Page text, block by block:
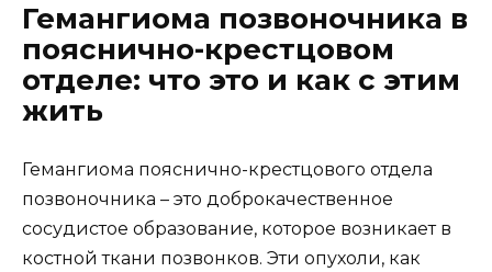
Гемангиома позвоночника в
пояснично-крестцовом
отделе: что это и как с этим
жить
Гемангиома пояснично-крестцового отдела
позвоночника – это доброкачественное
сосудистое образование, которое возникает в
костной ткани позвонков. Эти опухоли, как